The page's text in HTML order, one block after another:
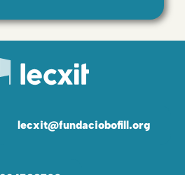
lecxit@fundaciobofill.org